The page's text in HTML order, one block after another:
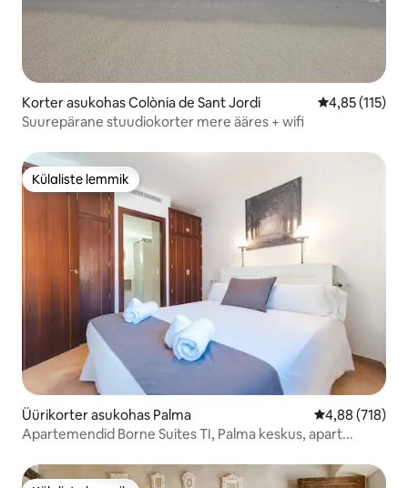
Korter asukohas Colònia de Sant Jordi Keskmine
4,85 (115)
Suurepärane stuudiokorter mere ääres + wifi
Külaliste lemmik
Külaliste lemmik
Üürikorter asukohas Palma Keskmine
4,88 (718)
Apartemendid Borne Suites TI, Palma keskus, apart...